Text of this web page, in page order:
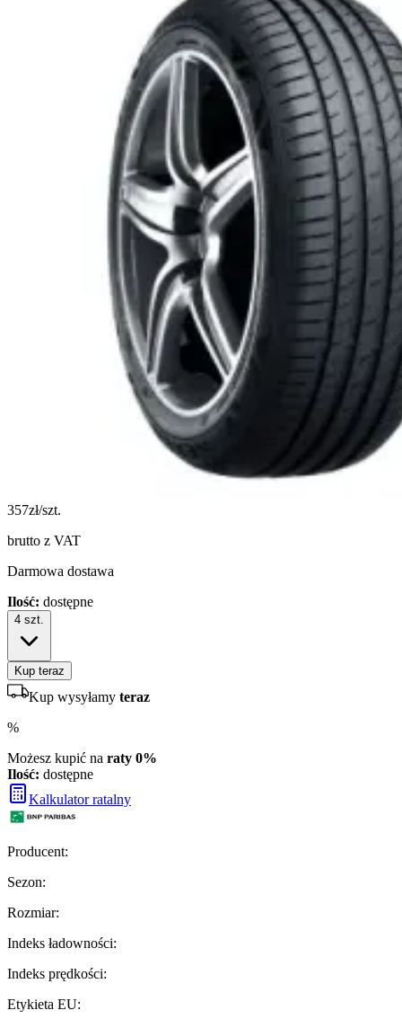
357zł/szt.
brutto z VAT
Darmowa dostawa
Ilość: dostępne
4 szt.
Kup teraz
Kup wysyłamy teraz
%
Możesz kupić na raty 0%
Ilość: dostępne
Kalkulator ratalny
Producent:
Sezon:
Rozmiar:
Indeks ładowności:
Indeks prędkości:
Etykieta EU: